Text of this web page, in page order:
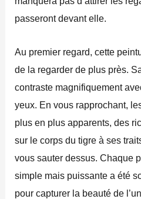
passeront devant elle.
Au premier regard, cette
de la regarder de plus près.
contraste magnifiquement
yeux. En vous rapprochant,
plus en plus apparents, des
sur le corps du tigre à ses
vous sauter dessus. Chaque
simple mais puissante a été
pour capturer la beauté de